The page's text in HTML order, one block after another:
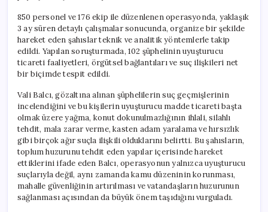
850 personel ve 176 ekip ile düzenlenen operasyonda, yaklaşık
3 ay süren detaylı çalışmalar sonucunda, organize bir şekilde
hareket eden şahıslar teknik ve analitik yöntemlerle takip
edildi. Yapılan soruşturmada, 102 şüphelinin uyuşturucu
ticareti faaliyetleri, örgütsel bağlantıları ve suç ilişkileri net
bir biçimde tespit edildi.
Vali Balcı, gözaltına alınan şüphelilerin suç geçmişlerinin
incelendiğini ve bu kişilerin uyuşturucu madde ticareti başta
olmak üzere yağma, konut dokunulmazlığının ihlali, silahlı
tehdit, mala zarar verme, kasten adam yaralama ve hırsızlık
gibi birçok ağır suçla ilişkili olduklarını belirtti. Bu şahısların,
toplum huzurunu tehdit eden yapılar içerisinde hareket
ettiklerini ifade eden Balcı, operasyonun yalnızca uyuşturucu
suçlarıyla değil, aynı zamanda kamu düzeninin korunması,
mahalle güvenliğinin artırılması ve vatandaşların huzurunun
sağlanması açısından da büyük önem taşıdığını vurguladı.